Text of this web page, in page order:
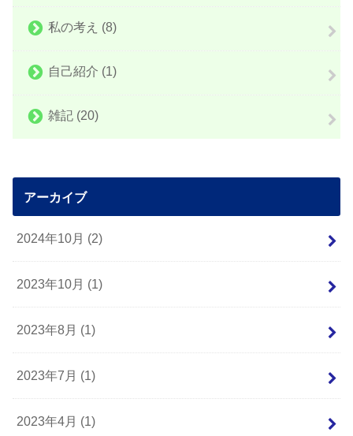
私の考え (8)
自己紹介 (1)
雑記 (20)
アーカイブ
2024年10月 (2)
2023年10月 (1)
2023年8月 (1)
2023年7月 (1)
2023年4月 (1)